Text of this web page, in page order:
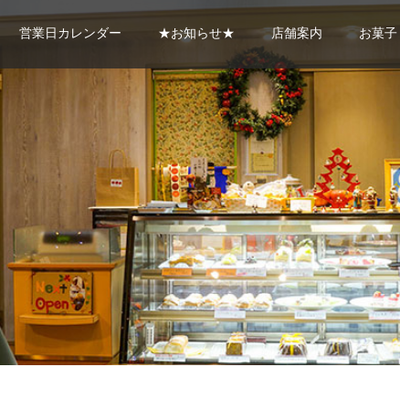
営業日カレンダー ★お知らせ★ 店舗案内 お菓子